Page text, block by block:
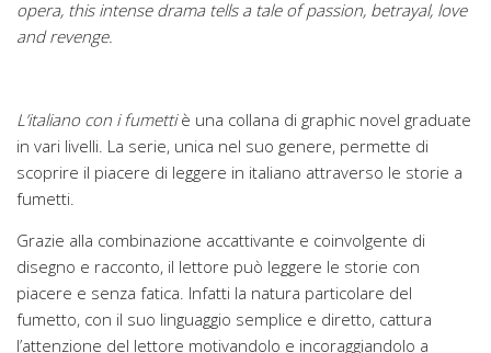
opera, this intense drama tells a tale of passion, betrayal, love
and revenge.
L’italiano con i fumettiè una collana di graphic novel graduate
in vari livelli. La serie, unica nel suo genere, permette di
scoprire il piacere di leggere in italiano attraverso le storie a
fumetti.
Grazie alla combinazione accattivante e coinvolgente di
disegno e racconto, il lettore può leggere le storie con
piacere e senza fatica. Infatti la natura particolare del
fumetto, con il suo linguaggio semplice e diretto, cattura
l’attenzione del lettore motivandolo e incoraggiandolo a